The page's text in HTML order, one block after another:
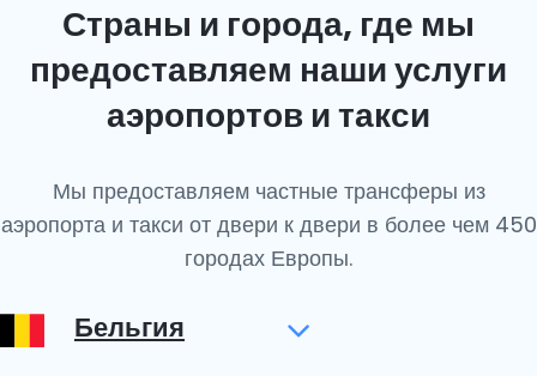
Страны и города, где мы
предоставляем наши услуги
аэропортов и такси
Мы предоставляем частные трансферы из
аэропорта и такси от двери к двери в более чем 450
городах Европы.
Бельгия